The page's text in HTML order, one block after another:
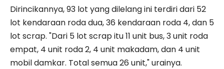
Dirincikannya, 93 lot yang dilelang ini terdiri dari 52
lot kendaraan roda dua, 36 kendaraan roda 4, dan 5
lot scrap. "Dari 5 lot scrap itu 11 unit bus, 3 unit roda
empat, 4 unit roda 2, 4 unit makadam, dan 4 unit
mobil damkar. Total semua 26 unit," urainya.